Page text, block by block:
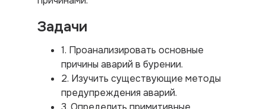
Задачи
1. Проанализировать основные
причины аварий в бурении.
2. Изучить существующие методы
предупреждения аварий.